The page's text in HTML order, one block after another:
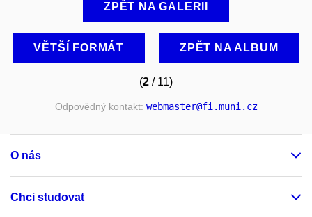
ZPĚT NA GALERII
VĚTŠÍ FORMÁT ZPĚT NA ALBUM
(2 / 11)
Odpovědný kontakt: webmaster@fi.muni.cz
O nás
Chci studovat